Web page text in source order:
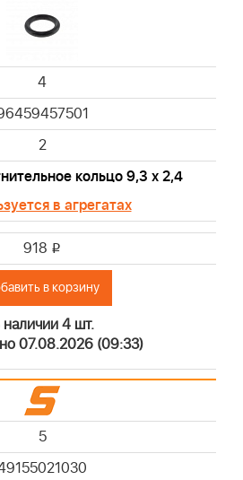
4
2
кольцо 9,3 х 2,4
в агрегатах
918 i
в корзину
4 шт.
07.08.2026 (09:33)
5